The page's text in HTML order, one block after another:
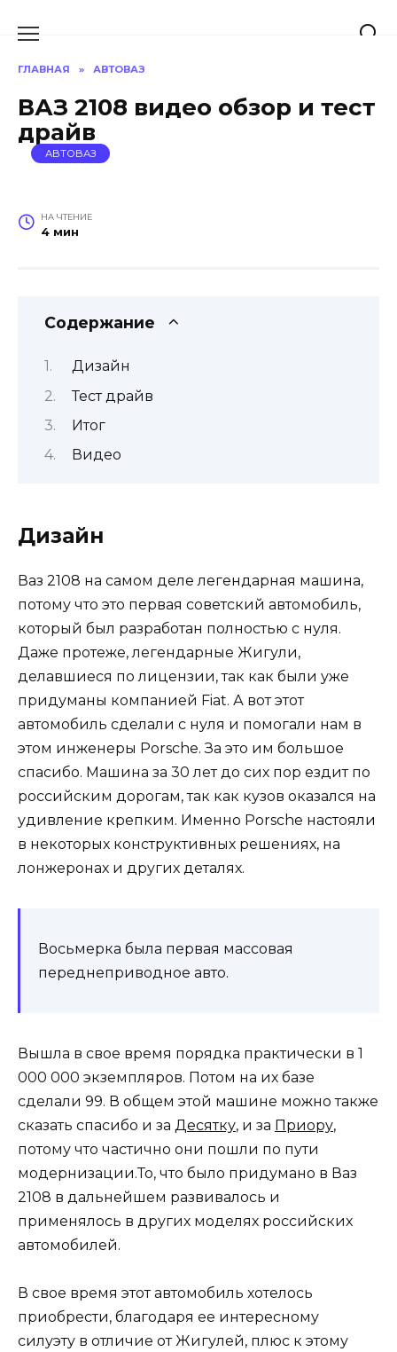
ГЛАВНАЯ » АВТОВАЗ
ВАЗ 2108 видео обзор и тест
драйв
АВТОВАЗ
НА ЧТЕНИЕ
4 мин
Содержание
Дизайн
Тест драйв
Итог
Видео
Дизайн
Ваз 2108 на самом деле легендарная машина,
потому что это первая советский автомобиль,
который был разработан полностью с нуля.
Даже протеже, легендарные Жигули,
делавшиеся по лицензии, так как были уже
придуманы компанией Fiat. А вот этот
автомобиль сделали с нуля и помогали нам в
этом инженеры Porsche. За это им большое
спасибо. Машина за 30 лет до сих пор ездит по
российским дорогам, так как кузов оказался на
удивление крепким. Именно Porsche настояли
в некоторых конструктивных решениях, на
лонжеронах и других деталях.
Восьмерка была первая массовая
переднеприводное авто.
Вышла в свое время порядка практически в 1
000 000 экземпляров. Потом на их базе
сделали 99. В общем этой машине можно также
сказать спасибо и за Десятку, и за Приору,
потому что частично они пошли по пути
модернизации.То, что было придумано в Ваз
2108 в дальнейшем развивалось и
применялось в других моделях российских
автомобилей.
В свое время этот автомобиль хотелось
приобрести, благодаря ее интересному
силуэту в отличие от Жигулей, плюс к этому